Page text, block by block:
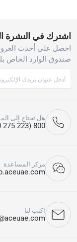
اشترك في النشرة
احصل على أحدث
صندوق الوارد الخاص
هل تحتاج إلى
800 ASK ACE (800 275 223)
مركز المساعدة
اكتب لنا